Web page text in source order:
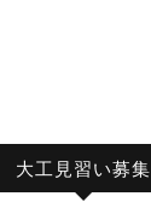
大工見習い募集